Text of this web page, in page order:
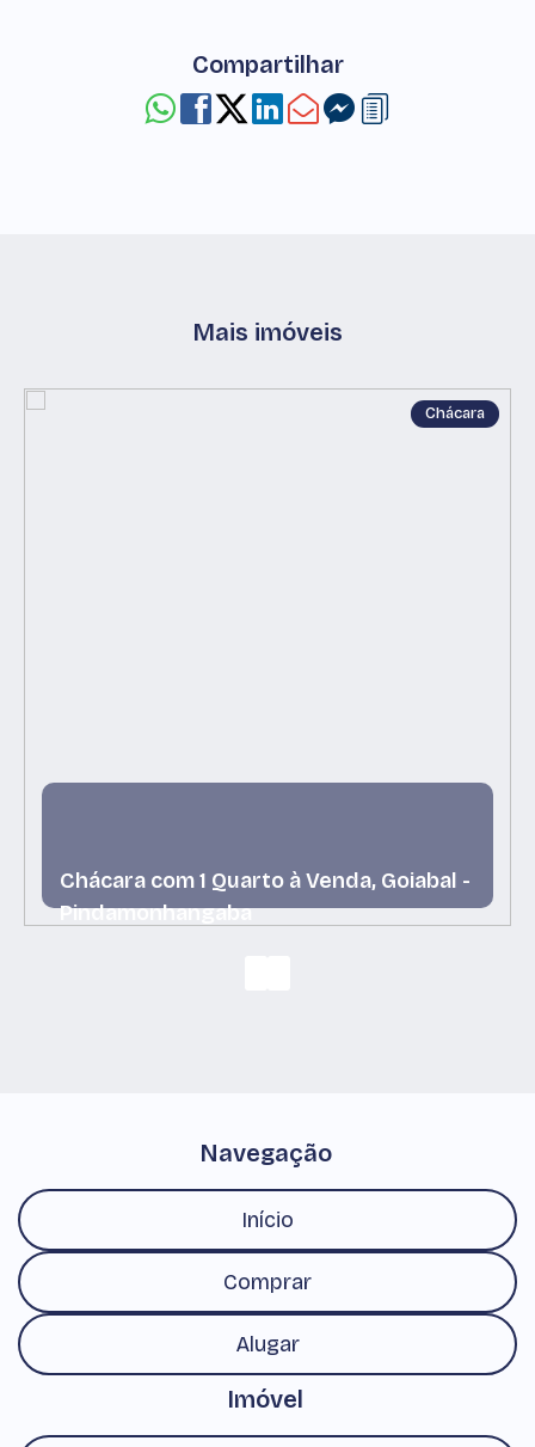
Compartilhar
Mais imóveis
Chácara
Chácara com 1 Quarto à Venda, Goiabal -
Pindamonhangaba
Navegação
Início
Comprar
Alugar
Imóvel